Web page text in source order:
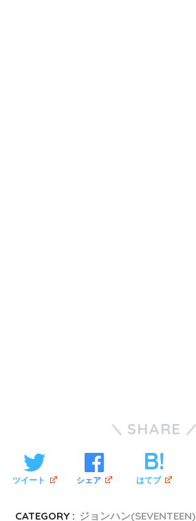
SHARE
ツイート シェア はてブ
CATEGORY : ジョンハン(SEVENTEEN)